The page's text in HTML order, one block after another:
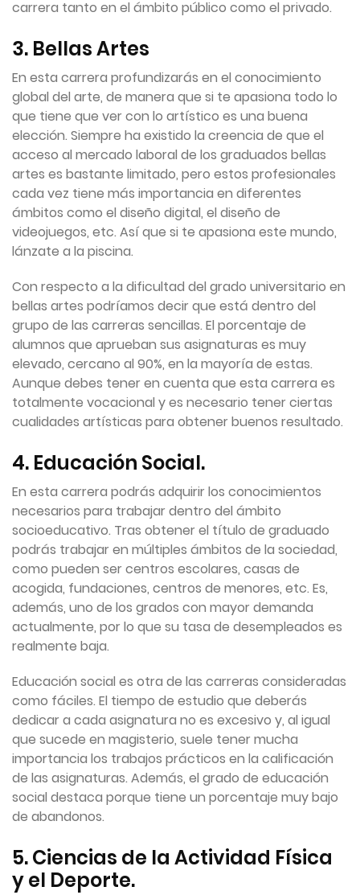
carrera tanto en el ámbito público como el privado.
3. Bellas Artes
En esta carrera profundizarás en el conocimiento
global del arte, de manera que si te apasiona todo lo
que tiene que ver con lo artístico es una buena
elección. Siempre ha existido la creencia de que el
acceso al mercado laboral de los graduados bellas
artes es bastante limitado, pero estos profesionales
cada vez tiene más importancia en diferentes
ámbitos como el diseño digital, el diseño de
videojuegos, etc. Así que si te apasiona este mundo,
lánzate a la piscina.
Con respecto a la dificultad del grado universitario en
bellas artes podríamos decir que está dentro del
grupo de las carreras sencillas. El porcentaje de
alumnos que aprueban sus asignaturas es muy
elevado, cercano al 90%, en la mayoría de estas.
Aunque debes tener en cuenta que esta carrera es
totalmente vocacional y es necesario tener ciertas
cualidades artísticas para obtener buenos resultado.
4. Educación Social.
En esta carrera podrás adquirir los conocimientos
necesarios para trabajar dentro del ámbito
socioeducativo. Tras obtener el título de graduado
podrás trabajar en múltiples ámbitos de la sociedad,
como pueden ser centros escolares, casas de
acogida, fundaciones, centros de menores, etc. Es,
además, uno de los grados con mayor demanda
actualmente, por lo que su tasa de desempleados es
realmente baja.
Educación social es otra de las carreras consideradas
como fáciles. El tiempo de estudio que deberás
dedicar a cada asignatura no es excesivo y, al igual
que sucede en magisterio, suele tener mucha
importancia los trabajos prácticos en la calificación
de las asignaturas. Además, el grado de educación
social destaca porque tiene un porcentaje muy bajo
de abandonos.
5. Ciencias de la Actividad Física
y el Deporte.